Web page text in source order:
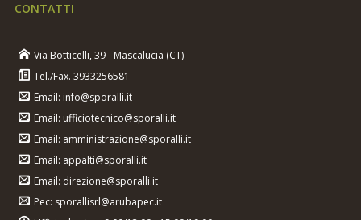
CONTATTI
Via Botticelli, 39 - Mascalucia (CT)
Tel./Fax. 3933256581
Email: info@sporalli.it
Email: ufficiotecnico@sporalli.it
Email: amministrazione@sporalli.it
Email: appalti@sporalli.it
Email: direzione@sporalli.it
Pec: sporallisrl@arubapec.it